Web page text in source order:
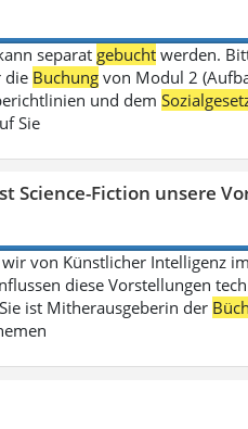
separat gebucht werden.
die Buchung von Modul 2
und dem
Sie
Science-Fiction unsere
von Künstlicher Intelligenz
diese Vorstellungen
ist Mitherausgeberin der